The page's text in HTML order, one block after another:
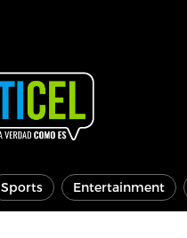
Sports Entertainment